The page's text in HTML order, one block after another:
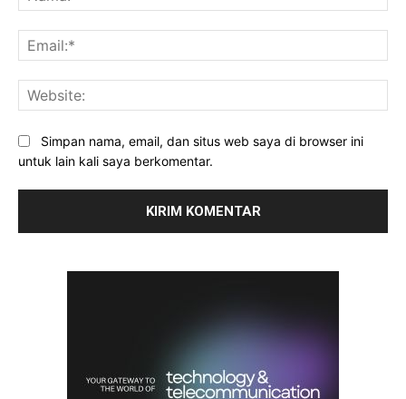
Simpan nama, email, dan situs web saya di browser ini
untuk lain kali saya berkomentar.